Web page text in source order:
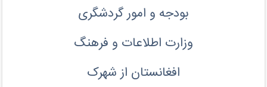
بودجه و امور گردشگری
وزارت اطلاعات و فرهنگ
افغانستان از شهرک